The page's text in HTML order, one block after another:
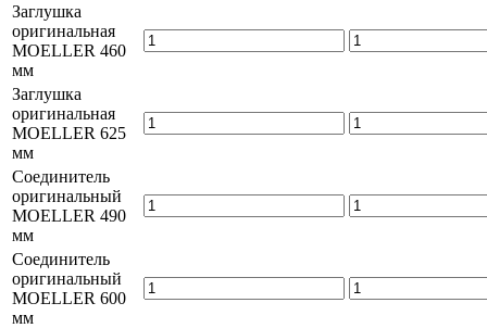
Заглушка
оригинальная
MOELLER 460
мм
Заглушка
оригинальная
MOELLER 625
мм
Соединитель
оригинальный
MOELLER 490
мм
Соединитель
оригинальный
MOELLER 600
мм